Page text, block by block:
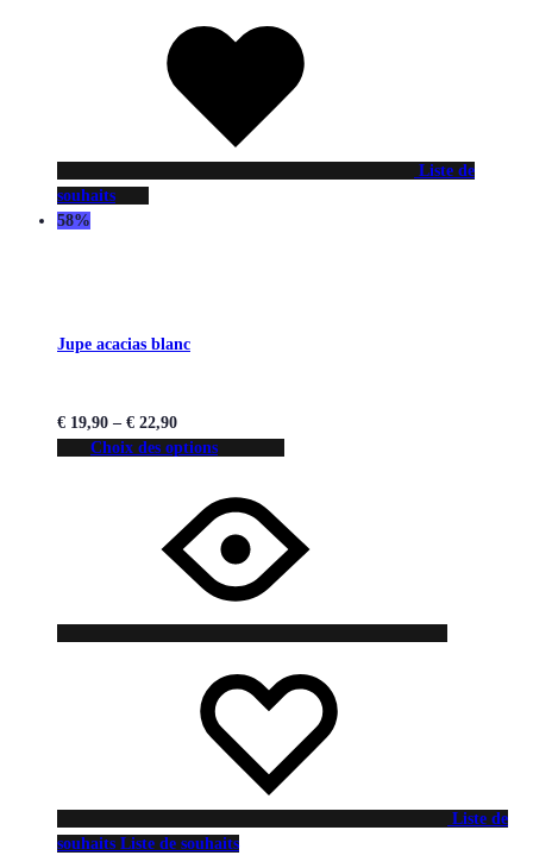
Liste de
souhaits
58%
Jupe acacias blanc
€ 19,90 – € 22,90
Choix des options
Liste de
souhaits Liste de souhaits